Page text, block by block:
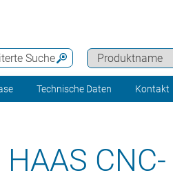
Suche
Technische Daten Kontakt
CNC-